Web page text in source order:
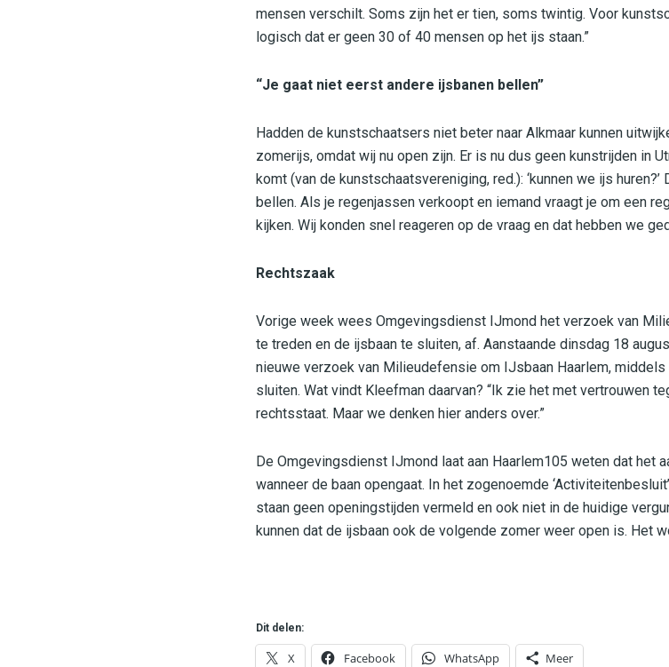
mensen verschilt. Soms zijn het er tien, soms twintig. Voor
logisch dat er geen 30 of 40 mensen op het ijs staan.”
“Je gaat niet eerst andere ijsbanen bellen”
Hadden de kunstschaatsers niet beter naar Alkmaar kunnen
zomerijs, omdat wij nu open zijn. Er is nu dus geen kunstrijden in
komt (van de kunstschaatsvereniging, red.): ‘kunnen we ijs
bellen. Als je regenjassen verkoopt en iemand vraagt je om een
kijken. Wij konden snel reageren op de vraag en dat hebben we
Rechtszaak
Vorige week wees Omgevingsdienst IJmond het verzoek van
te treden en de ijsbaan te sluiten, af. Aanstaande dinsdag 18
nieuwe verzoek van Milieudefensie om IJsbaan Haarlem,
sluiten. Wat vindt Kleefman daarvan? “Ik zie het met vertrouwen
rechtsstaat. Maar we denken hier anders over.”
De Omgevingsdienst IJmond laat aan Haarlem105 weten dat het
wanneer de baan opengaat. In het zogenoemde
staan geen openingstijden vermeld en ook niet in de huidige
kunnen dat de ijsbaan ook de volgende zomer weer open is. Het
Dit delen:
X Facebook WhatsApp Meer